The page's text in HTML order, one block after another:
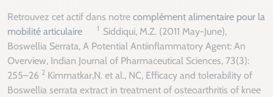
Retrouvez cet actif dans notre complément alimentaire pour la
mobilité articulaire
1 Siddiqui, M.Z. (2011 May-June),
Boswellia Serrata, A Potential Antiinflammatory Agent: An
Overview, Indian Journal of Pharmaceutical Sciences, 73(3):
255–26 2 Kimmatkar,N. et al., NC, Efficacy and tolerability of
Boswellia serrata extract in treatment of osteoarthritis of knee